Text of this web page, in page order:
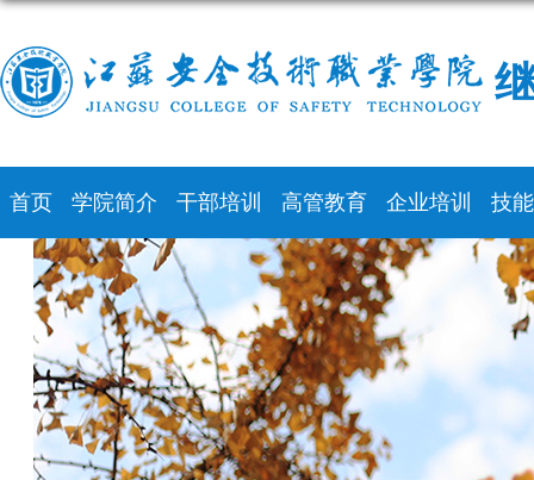
首页 学院简介 干部培训 高管教育 企业培训 技